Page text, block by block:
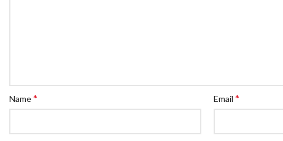
Name* Email *